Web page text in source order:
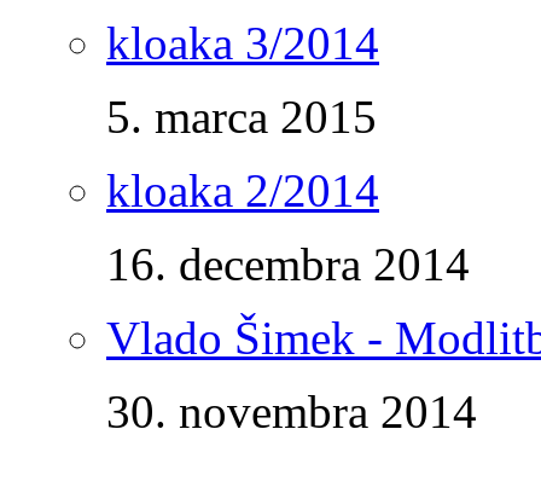
kloaka 3/2014
5. marca 2015
kloaka 2/2014
16. decembra 2014
Vlado Šimek -
30. novembra 2014